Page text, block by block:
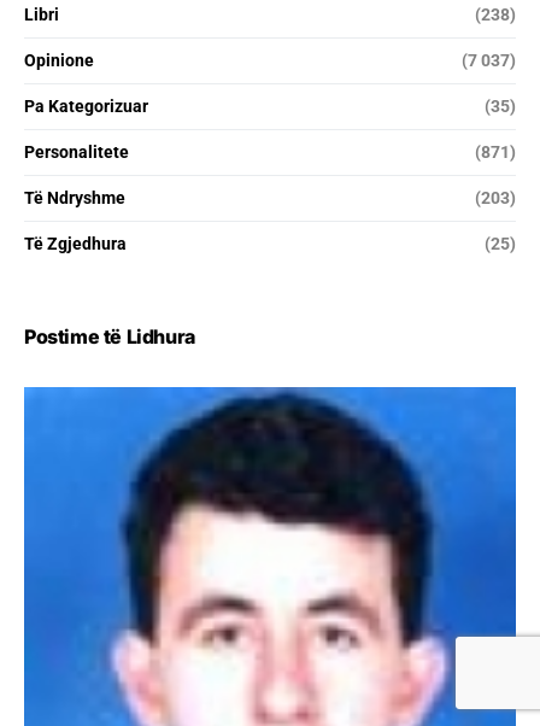
Libri (238)
Opinione (7 037)
Pa Kategorizuar (35)
Personalitete (871)
Të Ndryshme (203)
Të Zgjedhura (25)
Postime të Lidhura